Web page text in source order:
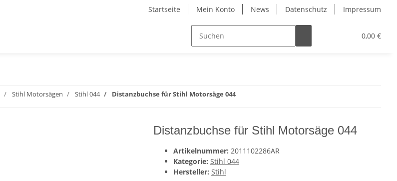
Startseite Mein Konto News Datenschutz Impressum
0,00 €
Stihl Motorsägen Stihl 044 Distanzbuchse für Stihl Motorsäge 044
Distanzbuchse für Stihl Motorsäge 044
Artikelnummer: 2011102286AR
Kategorie: Stihl 044
Hersteller: Stihl